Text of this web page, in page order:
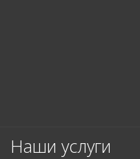
Наши услуги